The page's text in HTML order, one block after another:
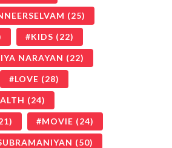
(25)
KIDS (22)
NARAYAN (22)
LOVE (28)
(24)
MOVIE (24)
(50)